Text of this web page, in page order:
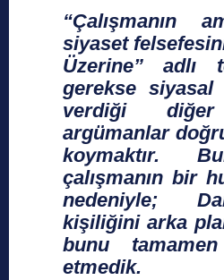
“Çalışmanın
siyaset
Üzerine” adlı
gerekse
verdiği diğer
argümanlar
koymaktır.
çalışmanın bir
nedeniyle;
kişiliğini arka
bunu
etmedik.